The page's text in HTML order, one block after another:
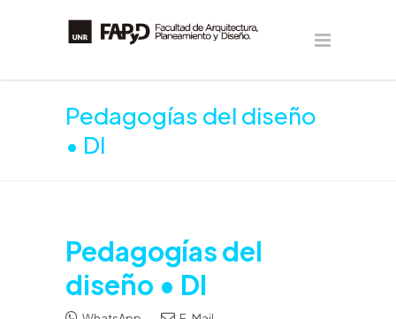
Pedagogías del diseño
• DI
Pedagogías del
diseño • DI